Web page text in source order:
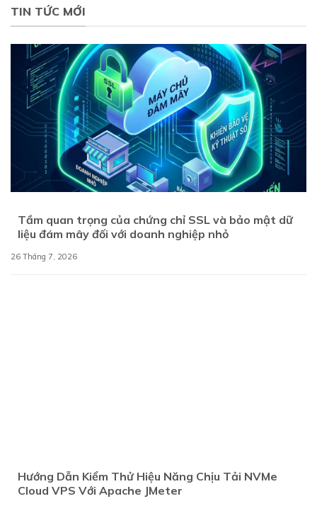
TIN TỨC MỚI
Tầm quan trọng của chứng chỉ SSL và bảo mật dữ
liệu đám mây đối với doanh nghiệp nhỏ
26 Tháng 7, 2026
Hướng Dẫn Kiểm Thử Hiệu Năng Chịu Tải NVMe
Cloud VPS Với Apache JMeter